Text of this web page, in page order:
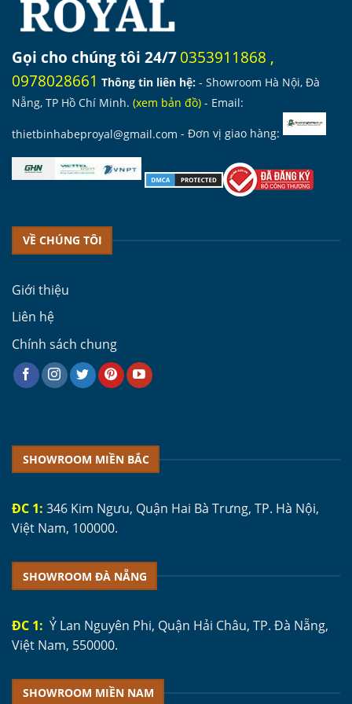
Gọi cho chúng tôi 24/70353911868 ,
0978028661 Thông tin liên hệ: - Showroom Hà Nội, Đà
Nẵng, TP Hồ Chí Minh. (xem bản đồ) - Email:
thietbinhabeproyal@gmail.com - Đơn vị giao hàng:
VỀ CHÚNG TÔI
Giới thiệu
Liên hệ
Chính sách chung
SHOWROOM MIỀN BẮC
ĐC 1: 346 Kim Ngưu, Quận Hai Bà Trưng, TP. Hà Nội,
Việt Nam, 100000.
SHOWROOM ĐÀ NẴNG
ĐC 1: Ỷ Lan Nguyên Phi, Quận Hải Châu, TP. Đà Nẵng,
Việt Nam, 550000.
SHOWROOM MIỀN NAM